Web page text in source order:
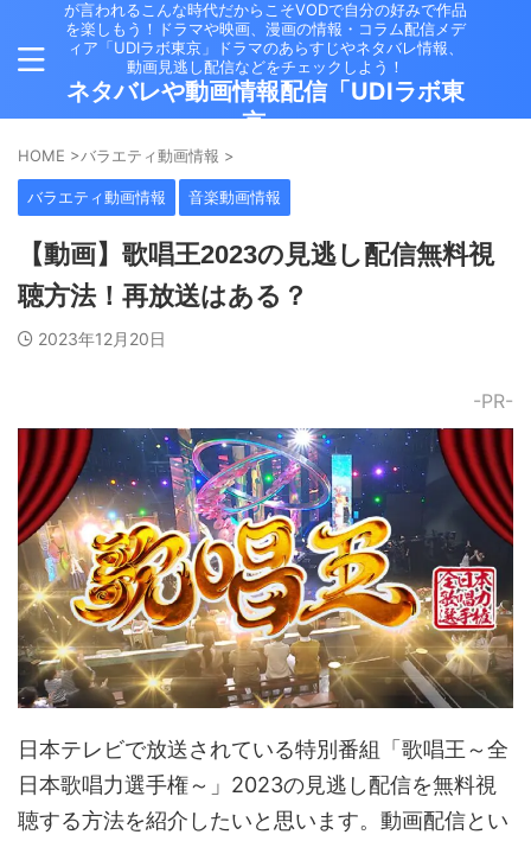
が言われるこんな時代だからこそVODで自分の好みで作品
を楽しもう！ドラマや映画、漫画の情報・コラム配信メデ
ィア「UDIラボ東京」ドラマのあらすじやネタバレ情報、
動画見逃し配信などをチェックしよう！
ネタバレや動画情報配信「UDIラボ東
京」
HOME >バラエティ動画情報 >
バラエティ動画情報 音楽動画情報
【動画】歌唱王2023の見逃し配信無料視
聴方法！再放送はある？
2023年12月20日
-PR-
日本テレビで放送されている特別番組「歌唱王～全
日本歌唱力選手権～」2023の見逃し配信を無料視
聴する方法を紹介したいと思います。動画配信とい